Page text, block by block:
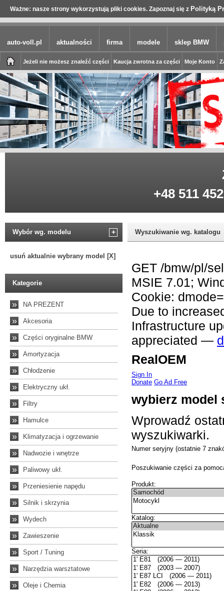
Ważne: nasze strony wykorzystują pliki cookies. Zapoznaj się z Polityką
auto-voll.pl aktualności firma modele sklep BMW
Jeżeli nie możesz znaleźć części Kaucja zwrotna za części Moje Konto
+48 511
Wybór wg. modelu +
usuń aktualnie wybrany model [X]
Kategorie
» NA PREZENT
» Akcesoria
» Części oryginalne BMW
» Amortyzacja
» Chłodzenie
» Elektryczny ukł.
» Filtry
» Hamulce
» Klimatyzacja i ogrzewanie
» Nadwozie i wnętrze
» Paliwowy ukł.
» Przeniesienie napędu
» Silnik i skrzynia
» Wydech
» Zawieszenie
» Sport / Tuning
» Narzędzia warsztatowe
» Oleje i Chemia
Wyszukiwanie wg. katalogu